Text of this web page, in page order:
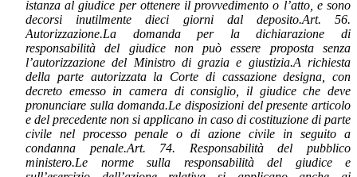
istanza al giudice per ottenere il provvedimento o l’atto, e sono
decorsi inutilmente dieci giorni dal deposito.Art. 56.
Autorizzazione.La domanda per la dichiarazione di
responsabilità del giudice non può essere proposta senza
l’autorizzazione del Ministro di grazia e giustizia.A richiesta
della parte autorizzata la Corte di cassazione designa, con
decreto emesso in camera di consiglio, il giudice che deve
pronunciare sulla domanda.Le disposizioni del presente articolo
e del precedente non si applicano in caso di costituzione di parte
civile nel processo penale o di azione civile in seguito a
condanna penale.Art. 74. Responsabilità del pubblico
ministero.Le norme sulla responsabilità del giudice e